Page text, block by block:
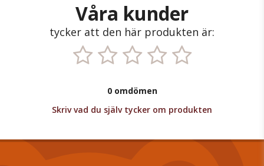
Våra kunder
tycker att den här produkten är:
0 omdömen
Skriv vad du själv tycker om produkten